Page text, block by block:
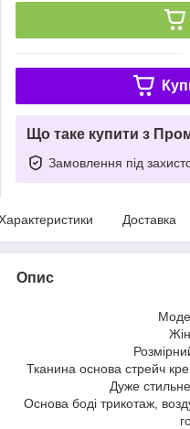
Що таке купити з
Замовлення під
Доставка
Опис
Тканина основа стрейч
Дуже
Основа боді трикотаж,